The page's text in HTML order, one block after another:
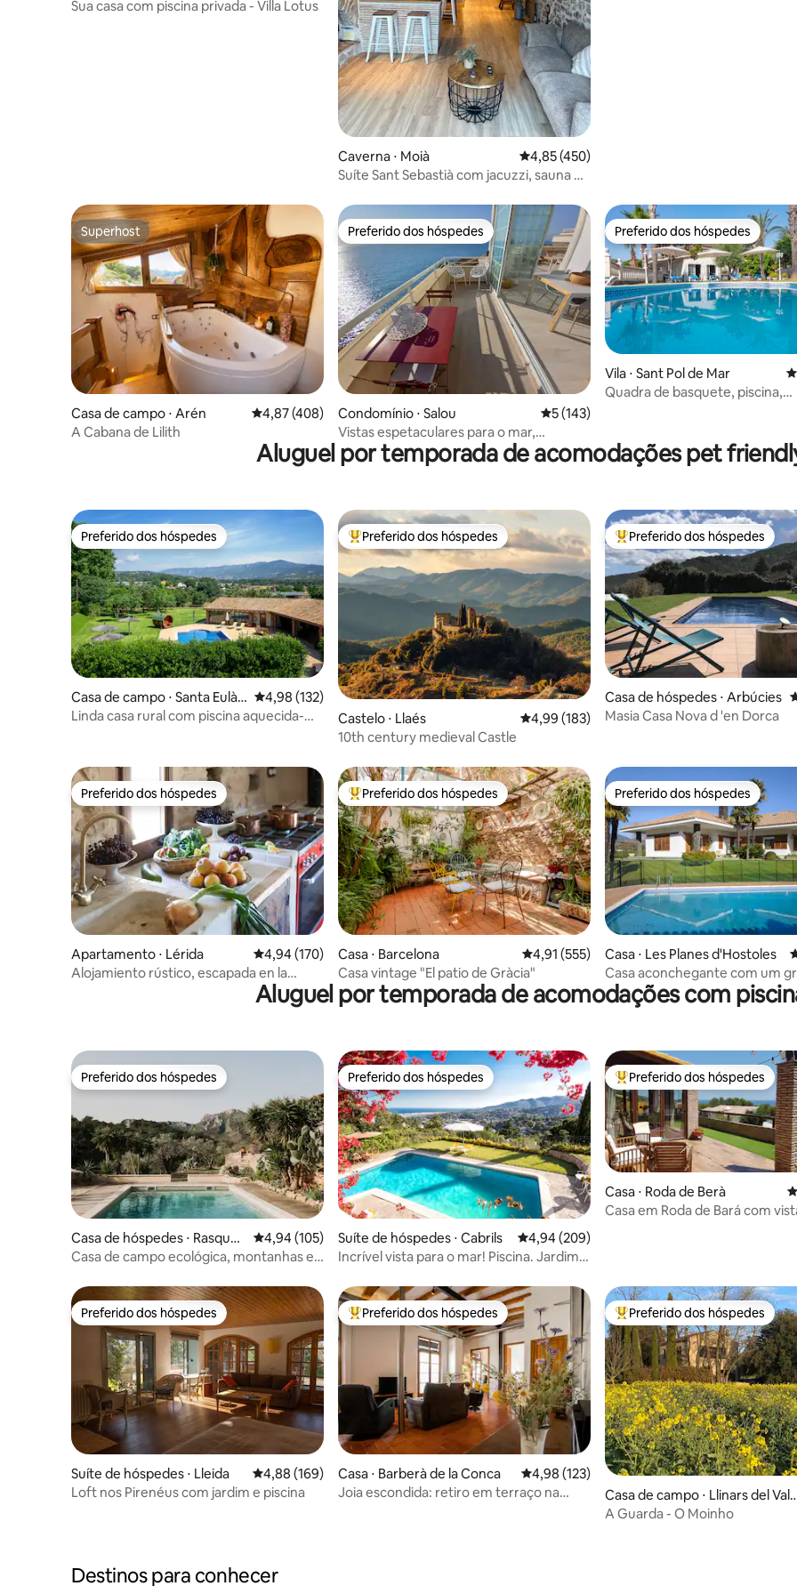
Sua casa com piscina privada - Villa Lotus
Caverna ⋅ Moià 4,85 de uma avaliação média de 5, 450
4,85 (450)
Suíte Sant Sebastià com jacuzzi, sauna e
Superhost
Superhost
Casa de campo ⋅ Arén 4,87 de uma avaliação média de 5, 408 avaliações
4,87 (408)
A Cabana de Lilith
Preferido dos hóspedes
Preferido dos hóspedes
Condomínio ⋅ Salou 5 de uma avaliação média de 5, 143
5 (143)
Vistas espetaculares para o mar,
terraços, piscina
Preferido dos hóspedes
Preferido dos hóspedes
Vila ⋅ Sant Pol de Mar
Quadra de basquete, piscina,
Aluguel por temporada de acomodações pet
Preferido dos hóspedes
Preferido dos hóspedes
Casa de campo ⋅ Santa Eulàli
a de Ronçana
4,98 de uma avaliação média de 5, 132 avaliações
4,98 (132)
Linda casa rural com piscina aquecida-
Entre os melhores preferidos dos hóspedes
Preferido dos hóspedes
Castelo ⋅ Llaés 4,99 de uma avaliação média de 5, 183
4,99 (183)
10th century medieval Castle
Entre os melhores preferidos
Preferido dos hóspedes
Casa de hóspedes ⋅ Arbúcies
Masia Casa Nova d 'en Dorca
Preferido dos hóspedes
Preferido dos hóspedes
Apartamento ⋅ Lérida 4,94 de uma avaliação média de 5, 170 avaliações
4,94 (170)
Alojamiento rústico, escapada en la
Entre os melhores preferidos dos hóspedes
Preferido dos hóspedes
Casa ⋅ Barcelona 4,91 de uma avaliação média de 5, 555
4,91 (555)
Casa vintage "El patio de Gràcia"
Preferido dos hóspedes
Preferido dos hóspedes
Casa ⋅ Les Planes d'Hostoles
Casa aconchegante com um
jardim e piscina.
Aluguel por temporada de acomodações com
Preferido dos hóspedes
Preferido dos hóspedes
Casa de hóspedes ⋅ Rasquer
a
4,94 de uma avaliação média de 5, 105 avaliações
4,94 (105)
Casa de campo ecológica, montanhas e
Preferido dos hóspedes
Preferido dos hóspedes
Suíte de hóspedes ⋅ Cabrils 4,94 de uma avaliação média de 5, 209
4,94 (209)
Incrível vista para o mar! Piscina. Jardim.
Entre os melhores preferidos
Preferido dos hóspedes
Casa ⋅ Roda de Berà
Casa em Roda de Bará com
Preferido dos hóspedes
Preferido dos hóspedes
Suíte de hóspedes ⋅ Lleida 4,88 de uma avaliação média de 5, 169 avaliações
4,88 (169)
Loft nos Pirenéus com jardim e piscina
Entre os melhores preferidos dos hóspedes
Preferido dos hóspedes
Casa ⋅ Barberà de la Conca 4,98 de uma avaliação média de 5, 123
4,98 (123)
Joia escondida: retiro em terraço na
Entre os melhores preferidos
Preferido dos hóspedes
Casa de campo ⋅ Llinars del Vall
ès
A Guarda - O Moinho
Destinos para conhecer